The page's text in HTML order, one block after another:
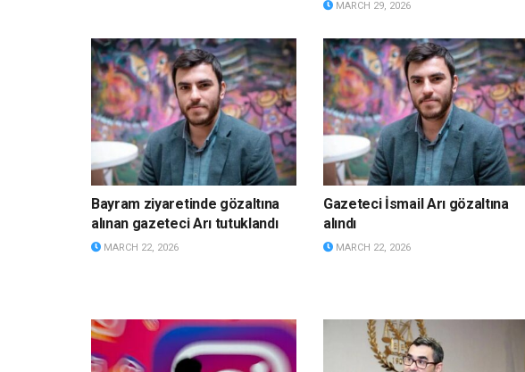
MARCH 29, 2026
Bayram ziyaretinde gözaltına
alınan gazeteci Arı tutuklandı
MARCH 22, 2026
Gazeteci İsmail Arı gözaltına
alındı
MARCH 22, 2026